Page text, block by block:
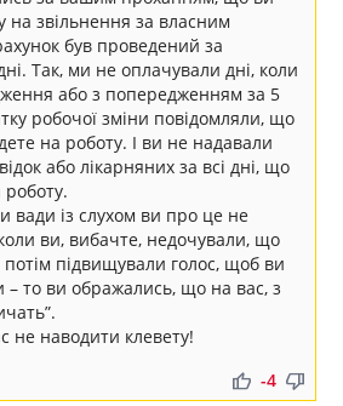
на звільнення за власним
був проведений за
Так, ми не оплачували дні, коли
або з попередженням за 5
робочої зміни повідомляли, що
на роботу. І ви не надавали
або лікарняних за всі дні, що
вади із слухом ви про це не
ви, вибачте, недочували, що
потім підвищували голос, щоб ви
– то ви ображались, що на вас, з
не наводити клевету!
thumb_up thumb_down
-4